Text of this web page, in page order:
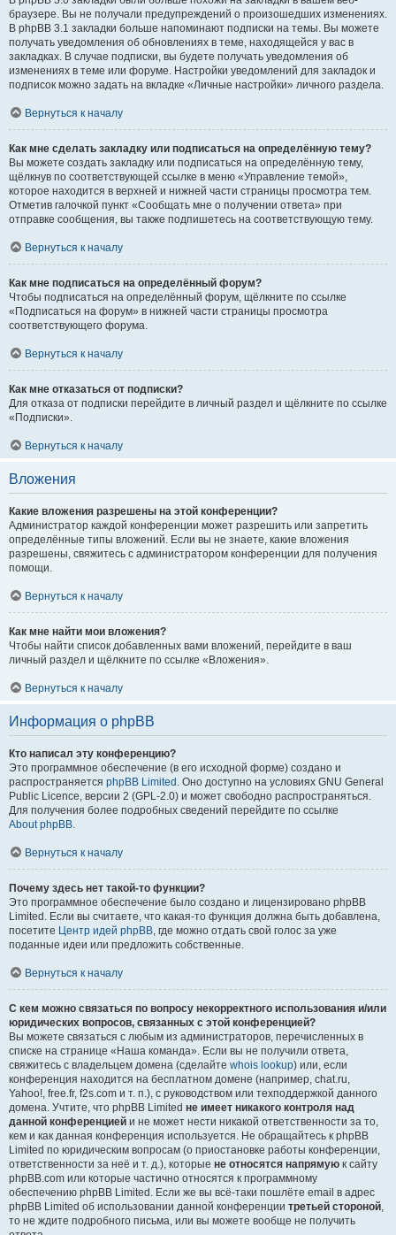
браузере. Вы не получали предупреждений о произошедших изменениях.
В phpBB 3.1 закладки больше напоминают подписки на темы. Вы можете
получать уведомления об обновлениях в теме, находящейся у вас в
закладках. В случае подписки, вы будете получать уведомления об
изменениях в теме или форуме. Настройки уведомлений для закладок и
подписок можно задать на вкладке «Личные настройки» личного раздела.
Вернуться к началу
Как мне сделать закладку или подписаться на определённую тему?
Вы можете создать закладку или подписаться на определённую тему,
щёлкнув по соответствующей ссылке в меню «Управление темой»,
которое находится в верхней и нижней части страницы просмотра тем.
Отметив галочкой пункт «Сообщать мне о получении ответа» при
отправке сообщения, вы также подпишетесь на соответствующую тему.
Вернуться к началу
Как мне подписаться на определённый форум?
Чтобы подписаться на определённый форум, щёлкните по ссылке
«Подписаться на форум» в нижней части страницы просмотра
соответствующего форума.
Вернуться к началу
Как мне отказаться от подписки?
Для отказа от подписки перейдите в личный раздел и щёлкните по ссылке
«Подписки».
Вернуться к началу
Вложения
Какие вложения разрешены на этой конференции?
Администратор каждой конференции может разрешить или запретить
определённые типы вложений. Если вы не знаете, какие вложения
разрешены, свяжитесь с администратором конференции для получения
помощи.
Вернуться к началу
Как мне найти мои вложения?
Чтобы найти список добавленных вами вложений, перейдите в ваш
личный раздел и щёлкните по ссылке «Вложения».
Вернуться к началу
Информация о phpBB
Кто написал эту конференцию?
Это программное обеспечение (в его исходной форме) создано и
распространяется phpBB Limited . Оно доступно на условиях GNU General
Public Licence, версии 2 (GPL-2.0) и может свободно распространяться.
Для получения более подробных сведений перейдите по ссылке
About phpBB.
Вернуться к началу
Почему здесь нет такой-то функции?
Это программное обеспечение было создано и лицензировано phpBB
Limited. Если вы считаете, что какая-то функция должна быть добавлена,
посетите Центр идей phpBB, где можно отдать свой голос за уже
поданные идеи или предложить собственные.
Вернуться к началу
С кем можно связаться по вопросу некорректного использования и/или
юридических вопросов, связанных с этой конференцией?
Вы можете связаться с любым из администраторов, перечисленных в
списке на странице «Наша команда». Если вы не получили ответа,
свяжитесь с владельцем домена (сделайте whois lookup) или, если
конференция находится на бесплатном домене (например, chat.ru,
Yahoo!, free.fr, f2s.com и т. п.), с руководством или техподдержкой данного
домена. Учтите, что phpBB Limited не имеет никакого контроля над
данной конференцией и не может нести никакой ответственности за то,
кем и как данная конференция используется. Не обращайтесь к phpBB
Limited по юридическим вопросам (о приостановке работы конференции,
ответственности за неё и т. д.), которые не относятся напрямую к сайту
phpBB.com или которые частично относятся к программному
обеспечению phpBB Limited. Если же вы всё-таки пошлёте email в адрес
phpBB Limited об использовании данной конференции третьей стороной,
то не ждите подробного письма, или вы можете вообще не получить